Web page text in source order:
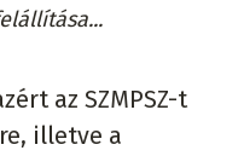
az SZMPSZ-t
illetve a